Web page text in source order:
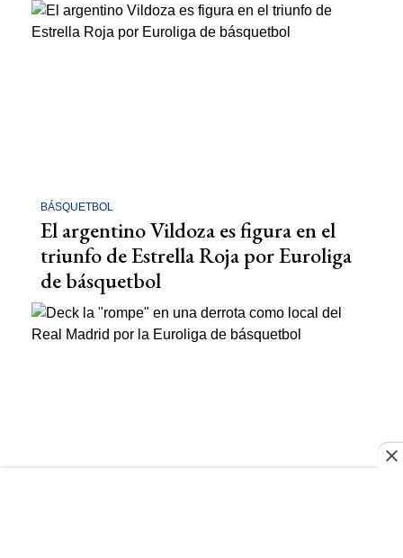
BÁSQUETBOL
El argentino Vildoza es figura en el
triunfo de Estrella Roja por Euroliga
de básquetbol